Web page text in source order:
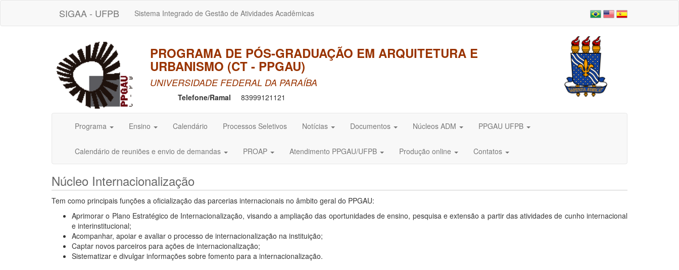
SIGAA - UFPB Sistema Integrado de Gestão de Atividades Acadêmicas
PROGRAMA DE PÓS-GRADUAÇÃO EM ARQUITETURA E
URBANISMO (CT - PPGAU)
UNIVERSIDADE FEDERAL DA PARAÍBA
Telefone/Ramal 83999121121
Programa Ensino Calendário Processos Seletivos Notícias Documentos Núcleos ADM PPGAU UFPB
Calendário de reuniões e envio de demandas PROAP Atendimento PPGAU/UFPB Produção online Contatos
Núcleo Internacionalização
Tem como principais funções a oficialização das parcerias internacionais no âmbito geral do PPGAU:
Aprimorar o Plano Estratégico de Internacionalização, visando a ampliação das oportunidades de ensino, pesquisa e extensão a partir das atividades de cunho internacional
e interinstitucional;
Acompanhar, apoiar e avaliar o processo de internacionalização na instituição;
Captar novos parceiros para ações de internacionalização;
Sistematizar e divulgar informações sobre fomento para a internacionalização.